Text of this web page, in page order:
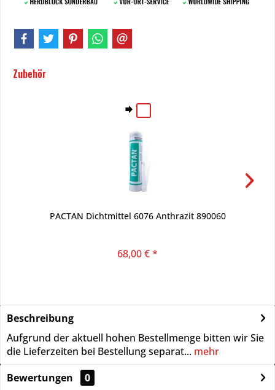
Zubehör
PACTAN Dichtmittel 6076 Anthrazit 890060
68,00 € *
Beschreibung
Aufgrund der aktuell hohen Bestellmenge bitten wir Sie
die Lieferzeiten bei Bestellung separat... mehr
Bewertungen
0